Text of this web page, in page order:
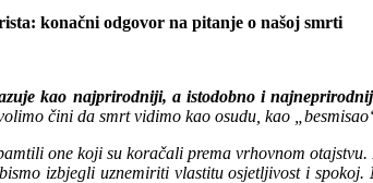
konačni odgovor na pitanje o našoj smrti
kao najprirodniji, a istodobno i
čini da smrt vidimo kao osudu, kao
one koji su koračali prema vrhovnom
izbjegli uznemiriti vlastitu osjetljivost i spokoj.